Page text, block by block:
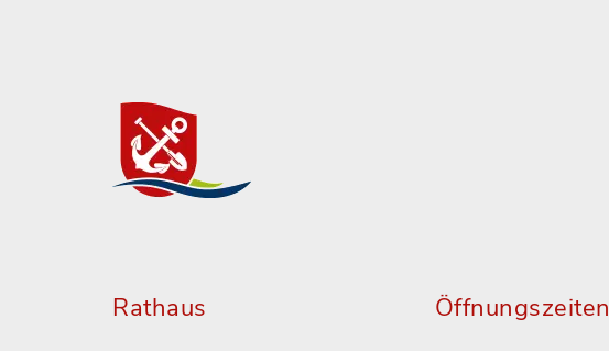
Rathaus Öffnungszeiten